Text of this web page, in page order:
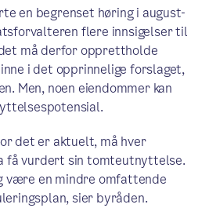
en begrenset høring i august-
flere innsigelser til
må derfor opprettholde
i det opprinnelige forslaget,
Men, noen eiendommer kan
det er aktuelt, må hver
få vurdert sin tomteutnyttelse.
være en mindre omfattende
sier byråden.